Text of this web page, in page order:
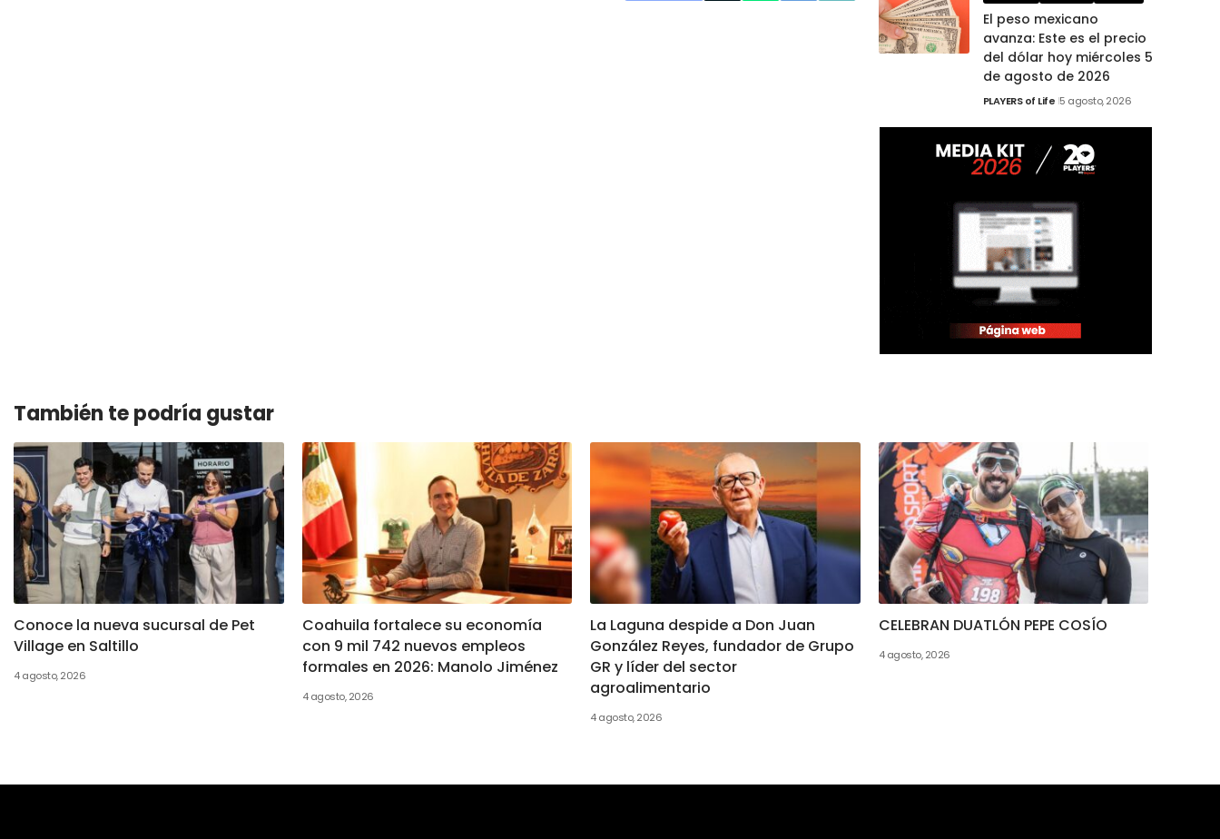
El peso mexicano
avanza: Este es el precio
del dólar hoy miércoles 5
de agosto de 2026
PLAYERS of Life 5 agosto, 2026
También te podría gustar
Conoce la nueva sucursal de Pet
Village en Saltillo
4 agosto, 2026
Coahuila fortalece su economía
con 9 mil 742 nuevos empleos
formales en 2026: Manolo Jiménez
4 agosto, 2026
La Laguna despide a Don Juan
González Reyes, fundador de Grupo
GR y líder del sector
agroalimentario
4 agosto, 2026
CELEBRAN DUATLÓN PEPE COSÍO
4 agosto, 2026